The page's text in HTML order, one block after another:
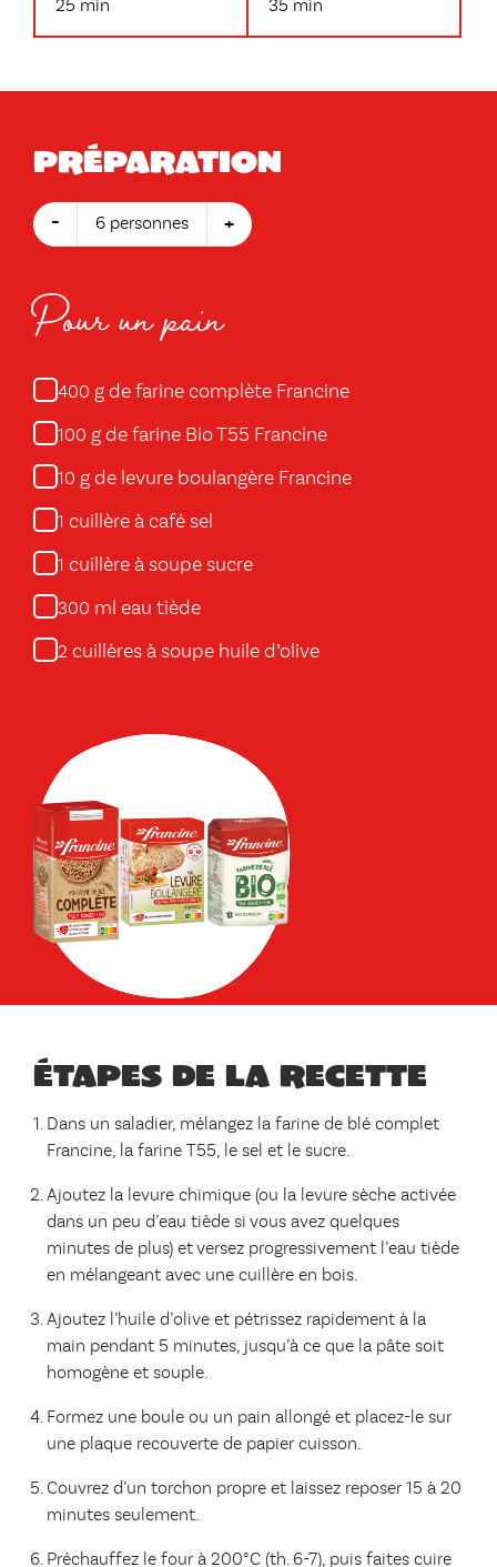
25 min 35 min
Préparation
- 6 personnes +
Pour un pain
400 g de farine complète Francine
100 g de farine Bio T55 Francine
10 g de levure boulangère Francine
1 cuillère à café sel
1 cuillère à soupe sucre
300 ml eau tiède
2 cuillères à soupe huile d’olive
Étapes de la recette
Dans un saladier, mélangez la farine de blé complet
Francine, la farine T55, le sel et le sucre.
Ajoutez la levure chimique (ou la levure sèche activée
dans un peu d’eau tiède si vous avez quelques
minutes de plus) et versez progressivement l’eau tiède
en mélangeant avec une cuillère en bois.
Ajoutez l’huile d’olive et pétrissez rapidement à la
main pendant 5 minutes, jusqu’à ce que la pâte soit
homogène et souple.
Formez une boule ou un pain allongé et placez-le sur
une plaque recouverte de papier cuisson.
Couvrez d’un torchon propre et laissez reposer 15 à 20
minutes seulement.
Préchauffez le four à 200°C (th. 6-7), puis faites cuire